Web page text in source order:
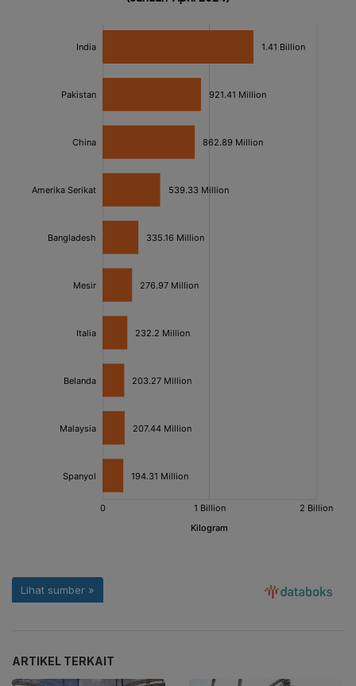
ARTIKEL TERKAIT